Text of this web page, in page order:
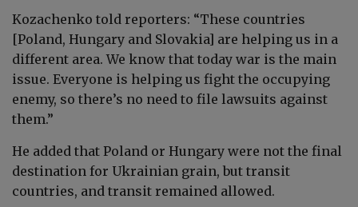
Kozachenko told reporters: “These countries
[Poland, Hungary and Slovakia] are helping us in a
different area. We know that today war is the main
issue. Everyone is helping us fight the occupying
enemy, so there’s no need to file lawsuits against
them.”
He added that Poland or Hungary were not the final
destination for Ukrainian grain, but transit
countries, and transit remained allowed.